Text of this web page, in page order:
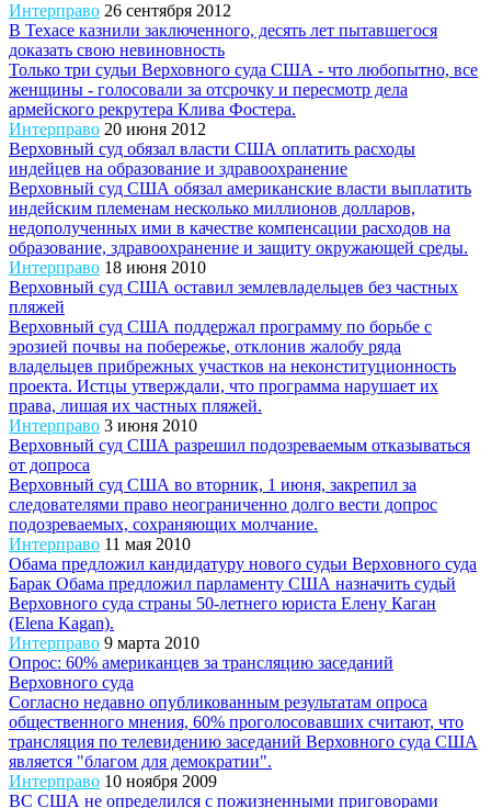
Интерправо 26 сентября 2012
В Техасе казнили заключенного, десять лет пытавшегося
доказать свою невиновность
Только три судьи Верховного суда США - что любопытно, все
женщины - голосовали за отсрочку и пересмотр дела
армейского рекрутера Клива Фостера.
Интерправо 20 июня 2012
Верховный суд обязал власти США оплатить расходы
индейцев на образование и здравоохранение
Верховный суд США обязал американские власти выплатить
индейским племенам несколько миллионов долларов,
недополученных ими в качестве компенсации расходов на
образование, здравоохранение и защиту окружающей среды.
Интерправо 18 июня 2010
Верховный суд США оставил землевладельцев без частных
пляжей
Верховный суд США поддержал программу по борьбе с
эрозией почвы на побережье, отклонив жалобу ряда
владельцев прибрежных участков на неконституционность
проекта. Истцы утверждали, что программа нарушает их
права, лишая их частных пляжей.
Интерправо 3 июня 2010
Верховный суд США разрешил подозреваемым отказываться
от допроса
Верховный суд США во вторник, 1 июня, закрепил за
следователями право неограниченно долго вести допрос
подозреваемых, сохраняющих молчание.
Интерправо 11 мая 2010
Обама предложил кандидатуру нового судьи Верховного суда
Барак Обама предложил парламенту США назначить судьй
Верховного суда страны 50-летнего юриста Елену Каган
(Elena Kagan).
Интерправо 9 марта 2010
Опрос: 60% американцев за трансляцию заседаний
Верховного суда
Согласно недавно опубликованным результатам опроса
общественного мнения, 60% проголосовавших считают, что
трансляция по телевидению заседаний Верховного суда США
является "благом для демократии".
Интерправо 10 ноября 2009
ВС США не определился с пожизненными приговорами